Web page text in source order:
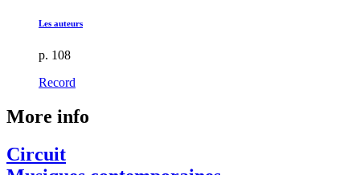
Les auteurs
p. 108
Record
More info
Circuit